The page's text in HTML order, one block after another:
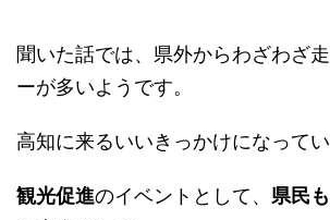
聞いた話では、県外からわざわざ
ーが多いようです。
高知に来るいいきっかけになってい
観光促進のイベントとして、 県民